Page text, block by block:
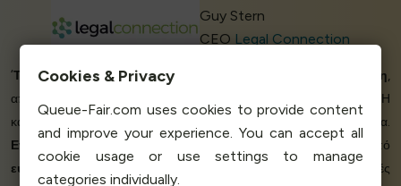
Guy Stern
CEO Legal Connection
‘Τέλεια λύσηγια το κατάστημά μας. Τέλεια εξυπηρέτηση,
απάντησαν στην αλληλογραφία μου ακόμα και τη νύχτα! Η
καλύτερη υπηρεσία που συνάντησα τα τελευταία χρόνια.
Εντυπωσιακή δίκαιη τιμολόγηση!
Είμαστε περισσότερο από
ευχαριστημένοι με την υπηρεσία
. Συνήθως έχουμε υψηλές
Cookies & Privacy
Queue-Fair.com uses cookies to provide content
and improve your experience. You can accept all
cookie usage or use settings to manage
categories individually.